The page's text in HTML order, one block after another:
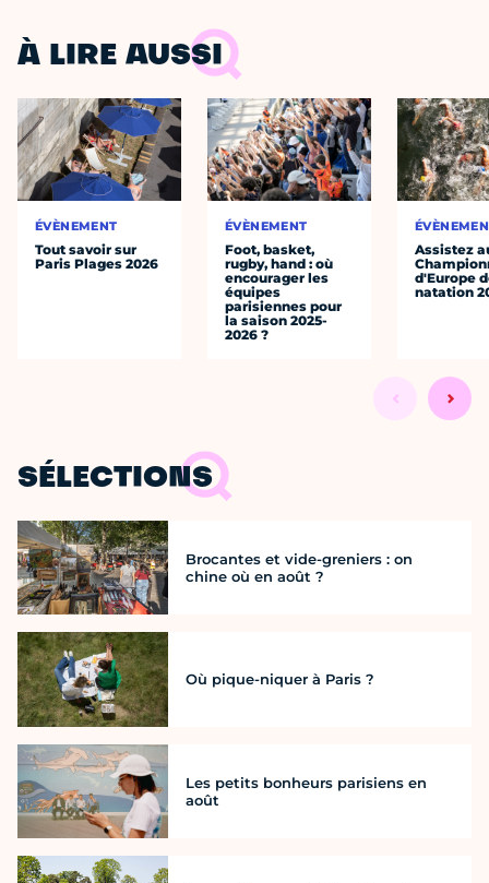
À LIRE AUSSI
ÉVÈNEMENT
Tout savoir sur
Paris Plages 2026
ÉVÈNEMENT
Foot, basket,
rugby, hand : où
encourager les
équipes
parisiennes pour
la saison 2025-
2026 ?
Assistez
d'Europe
natation
SÉLECTIONS
Brocantes et vide-greniers : on
chine où en août ?
Où pique-niquer à Paris ?
Les petits bonheurs parisiens en
août